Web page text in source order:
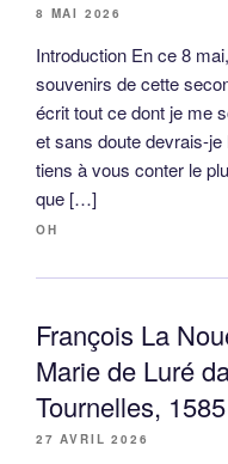
8 MAI 2026
Introduction En ce 8
souvenirs de cette
écrit tout ce dont je me
et sans doute devrais-
tiens à vous conter le
que […]
OH
François La
Marie de Luré
Tournelles, 1585
27 AVRIL 2026